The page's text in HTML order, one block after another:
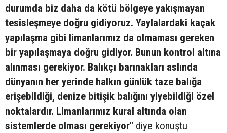
durumda biz daha da kötü bölgeye yakışmayan
tesisleşmeye doğru gidiyoruz. Yaylalardaki kaçak
yapılaşma gibi limanlarımız da olmaması gereken
bir yapılaşmaya doğru gidiyor. Bunun kontrol altına
alınması gerekiyor. Balıkçı barınakları aslında
dünyanın her yerinde halkın günlük taze balığa
erişebildiği, denize bitişik balığını yiyebildiği özel
noktalardır. Limanlarımız kural altında olan
sistemlerde olması gerekiyor" diye konuştu